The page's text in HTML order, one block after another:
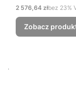
Cena netto
2 576,64 złbez 23%
Zobacz